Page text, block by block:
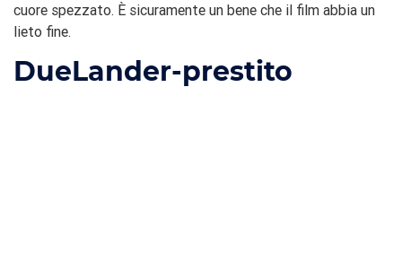
cuore spezzato. È sicuramente un bene che il film abbia un
lieto fine.
DueLander-prestito